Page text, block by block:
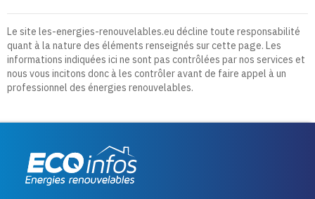
Le site les-energies-renouvelables.eu décline toute responsabilité
quant à la nature des éléments renseignés sur cette page. Les
informations indiquées ici ne sont pas contrôlées par nos services et
nous vous incitons donc à les contrôler avant de faire appel à un
professionnel des énergies renouvelables.